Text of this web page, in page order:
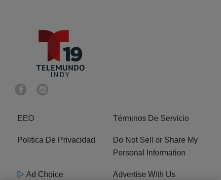
EEO Términos De Servicio
Politica De Privacidad
Do Not Sell or Share My
Personal Information
Ad Choice Advertise With Us